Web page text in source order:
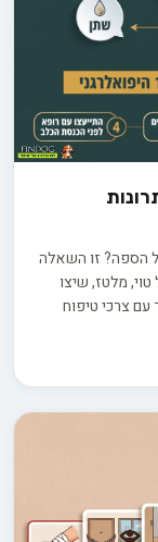
הספה? זו השאלה
מלטז, שיצו
עם צרכי טיפוח